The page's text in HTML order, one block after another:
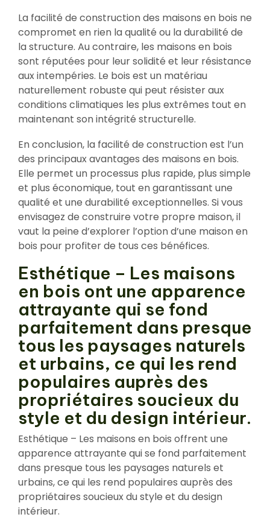
La facilité de construction des maisons en bois ne
compromet en rien la qualité ou la durabilité de
la structure. Au contraire, les maisons en bois
sont réputées pour leur solidité et leur résistance
aux intempéries. Le bois est un matériau
naturellement robuste qui peut résister aux
conditions climatiques les plus extrêmes tout en
maintenant son intégrité structurelle.
En conclusion, la facilité de construction est l’un
des principaux avantages des maisons en bois.
Elle permet un processus plus rapide, plus simple
et plus économique, tout en garantissant une
qualité et une durabilité exceptionnelles. Si vous
envisagez de construire votre propre maison, il
vaut la peine d’explorer l’option d’une maison en
bois pour profiter de tous ces bénéfices.
Esthétique – Les maisons
en bois ont une apparence
attrayante qui se fond
parfaitement dans presque
tous les paysages naturels
et urbains, ce qui les rend
populaires auprès des
propriétaires soucieux du
style et du design intérieur.
Esthétique – Les maisons en bois offrent une
apparence attrayante qui se fond parfaitement
dans presque tous les paysages naturels et
urbains, ce qui les rend populaires auprès des
propriétaires soucieux du style et du design
intérieur.